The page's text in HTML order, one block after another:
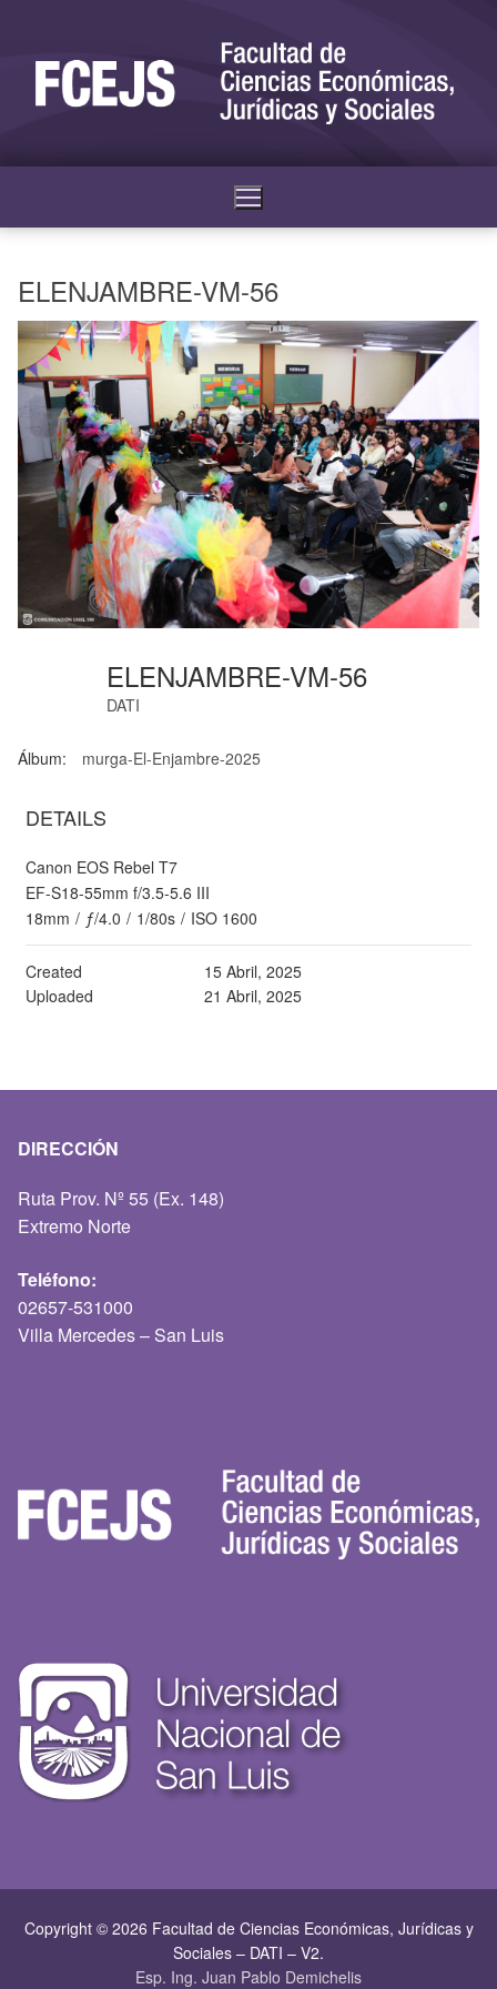
ELENJAMBRE-VM-56
ELENJAMBRE-VM-56
DATI
Álbum: murga-El-Enjambre-2025
DETAILS
Canon EOS Rebel T7
EF-S18-55mm f/3.5-5.6 III
18mm / ƒ/4.0 / 1/80s / ISO 1600
Created
15 Abril, 2025
Uploaded
21 Abril, 2025
DIRECCIÓN
Ruta Prov. Nº 55 (Ex. 148)
Extremo Norte
Teléfono:
02657-531000
Villa Mercedes – San Luis
Copyright © 2026 Facultad de Ciencias Económicas, Jurí­dicas y
Sociales – DATI – V2.
Esp. Ing. Juan Pablo Demichelis